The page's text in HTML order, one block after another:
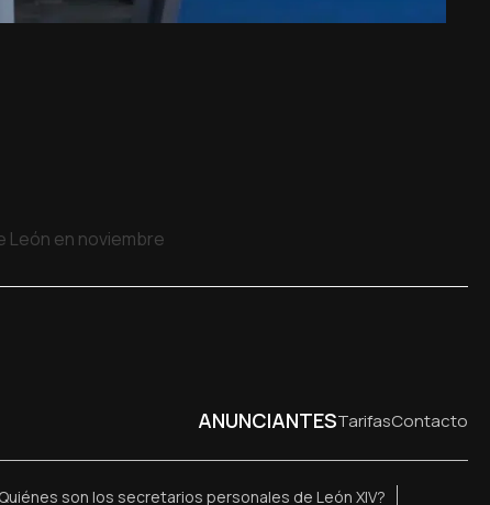
León en noviembre
ANUNCIANTESTarifasContacto
son los secretarios personales de León XIV?